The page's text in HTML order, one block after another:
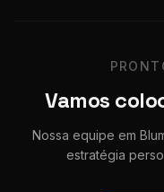
Vamos
Nossa equipe em
estratégia